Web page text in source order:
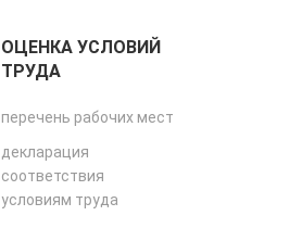
ОЦЕНКА УСЛОВИЙ
ТРУДА
перечень рабочих мест
декларация
соответствия
условиям труда